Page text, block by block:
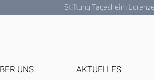
UNS AKTUELLES
Stiftung Tagesheim